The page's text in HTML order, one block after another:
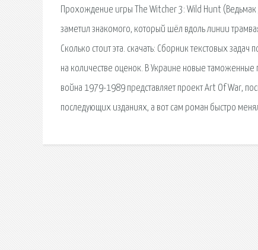
Прохождение игры The Witcher 3: Wild Hunt
заметил знакомого, который шёл вдоль линии
Сколько стоит эта. cкачать: Сборник текстовых
на количестве оценок. В Украине новые
война 1979-1989 представляет проект Art Of War,
последующих изданиях, а вот сам роман быстро